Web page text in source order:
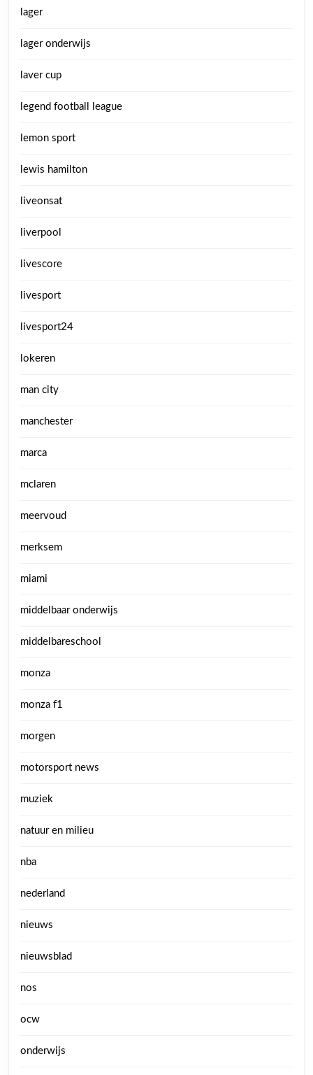
lager
lager onderwijs
laver cup
legend football league
lemon sport
lewis hamilton
liveonsat
liverpool
livescore
livesport
livesport24
lokeren
man city
manchester
marca
mclaren
meervoud
merksem
miami
middelbaar onderwijs
middelbareschool
monza
monza f1
morgen
motorsport news
muziek
natuur en milieu
nba
nederland
nieuws
nieuwsblad
nos
ocw
onderwijs